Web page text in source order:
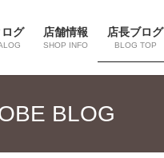
グ 店舗情報
SHOP INFO
店長ブログ
BLOG TOP
BLOG